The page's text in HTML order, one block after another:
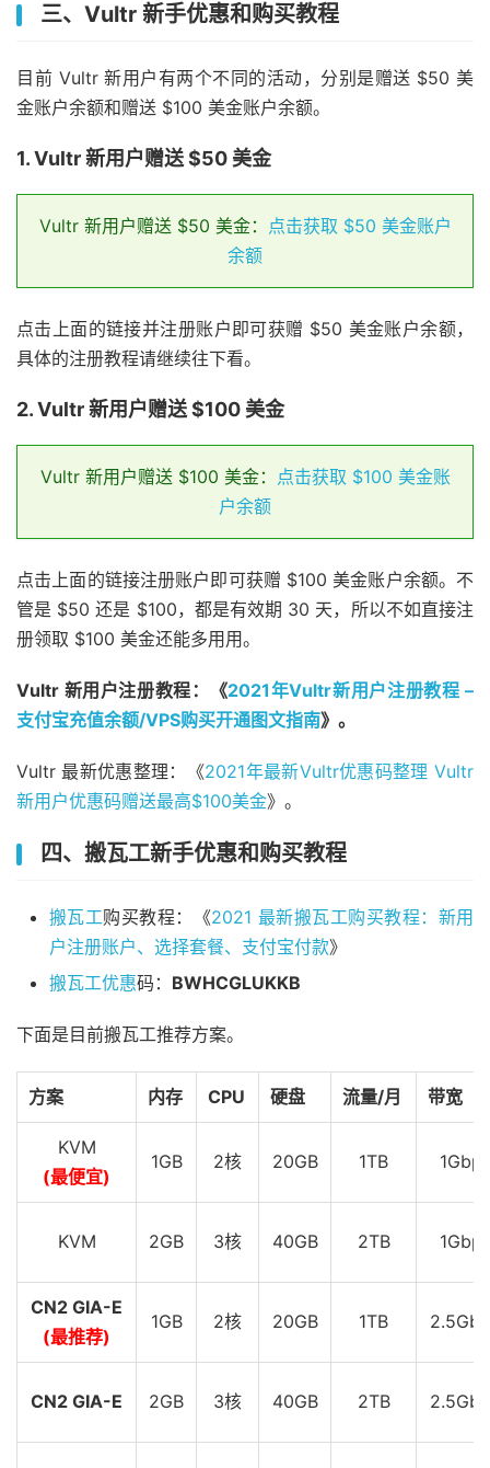
三、Vultr 新手优惠和购买教程
目前 Vultr 新用户有两个不同的活动，分别是赠送 $50 美
金账户余额和赠送 $100 美金账户余额。
1. Vultr 新用户赠送 $50 美金
Vultr 新用户赠送 $50 美金：
点击获取 $50 美金账户
余额
点击上面的链接并注册账户即可获赠 $50 美金账户余额，
具体的注册教程请继续往下看。
2. Vultr 新用户赠送 $100 美金
Vultr 新用户赠送 $100 美金：
点击获取 $100 美金账
户余额
点击上面的链接注册账户即可获赠 $100 美金账户余额。不
管是 $50 还是 $100，都是有效期 30 天，所以不如直接注
册领取 $100 美金还能多用用。
Vultr 新用户注册教程：《2021年Vultr新用户注册教程 –
支付宝充值余额/VPS购买开通图文指南》。
Vultr 最新优惠整理：《2021年最新Vultr优惠码整理 Vultr
新用户优惠码赠送最高$100美金》。
四、搬瓦工新手优惠和购买教程
搬瓦工购买教程：《2021 最新搬瓦工购买教程：新用
户注册账户、选择套餐、支付宝付款》
搬瓦工优惠码： BWHCGLUKKB
下面是目前搬瓦工推荐方案。
方案 内存 CPU 硬盘 流量/月 带宽
KVM
(最便宜)
1GB 2核 20GB 1TB 1Gbps
KVM 2GB 3核 40GB 2TB 1Gbps
CN2 GIA-E
(最推荐)
1GB 2核 20GB 1TB
CN2 GIA-E 2GB 3核 40GB 2TB